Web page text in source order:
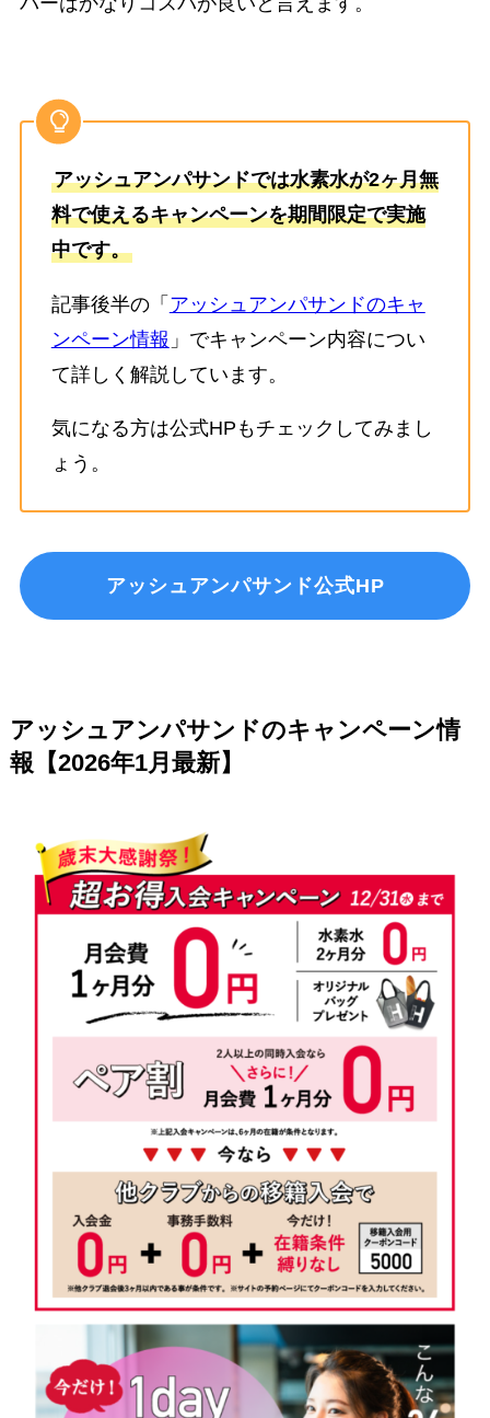
アッシュアンパサンドでは水素水が2ヶ月無
料で使えるキャンペーンを期間限定で実施
中です。
記事後半の「 アッシュアンパサンドのキャ
ンペーン情報 」でキャンペーン内容につい
て詳しく解説しています。
気になる方は公式HPもチェックしてみまし
ょう。
アッシュアンパサンド公式HP
アッシュアンパサンドのキャンペーン情
報【2026年1月最新】